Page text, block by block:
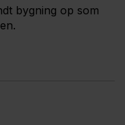
bygning op som